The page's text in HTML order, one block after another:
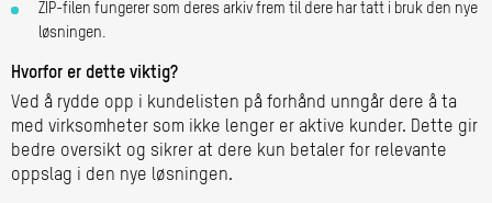
ZIP-filen fungerer som deres arkiv frem til dere har tatt i bruk den nye
løsningen.
Hvorfor er dette viktig?
Ved å rydde opp i kundelisten på forhånd unngår dere å ta
med virksomheter som ikke lenger er aktive kunder. Dette gir
bedre oversikt og sikrer at dere kun betaler for relevante
oppslag i den nye løsningen.